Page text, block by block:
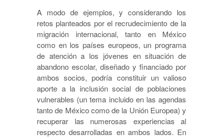
A modo de ejemplos, y considerando los
retos planteados por el recrudecimiento de la
migración internacional, tanto en México
como en los países europeos, un programa
de atención a los jóvenes en situación de
abandono escolar, diseñado y financiado por
ambos socios, podría constituir un valioso
aporte a la inclusión social de poblaciones
vulnerables (un tema incluido en las agendas
tanto de México como de la Unión Europea) y
recuperar las numerosas experiencias al
respecto desarrolladas en ambos lados. En